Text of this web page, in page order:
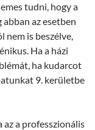
tudni, hogy a
az esetben
nem is beszélve,
Ha a házi
ha kudarcot
9. kerületbe
a professzionális